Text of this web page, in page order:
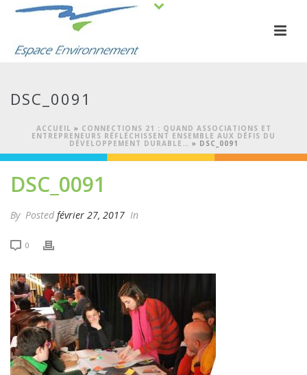
DSC_0091
ACCUEIL » CONNECTIONS 21 : QUAND ASSOCIATIONS ET
ENTREPRENEURS RÉFLÉCHISSENT ENSEMBLE AUX DÉFIS DU
DÉVELOPPEMENT DURABLE… » DSC_0091
DSC_0091
By Posted février 27, 2017 In
0